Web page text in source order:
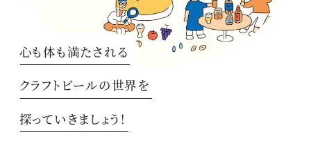
心も体も満たされる
クラフトビールの世界を
探っていきましょう！